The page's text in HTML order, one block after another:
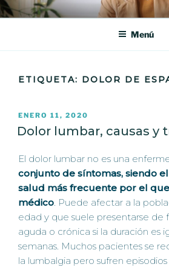
Saltar
al
360°
En 360° Quiropráctica, en Barcelona, te
Menú
ETIQUETA: DOLOR DE
PUBLICADO
EL
ENERO 11, 2020
Dolor lumbar, causas y
El dolor lumbar no es una
conjunto de síntomas, siendo
salud más frecuente por el
médico . Puede afectar a la
edad y que suele presentarse de
aguda o crónica si la duración es
semanas. Muchos pacientes se
la lumbalgia pero sufren episodios